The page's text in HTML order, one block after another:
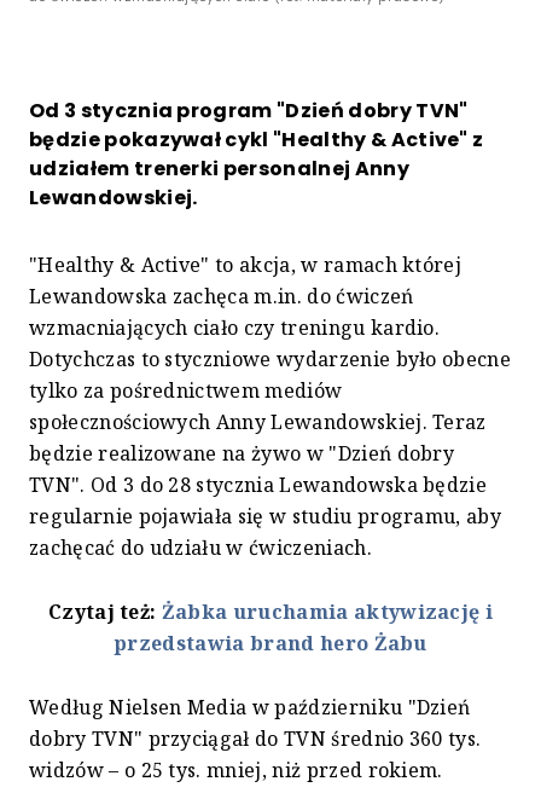
Od 3 stycznia program "Dzień dobry TVN"
będzie pokazywał cykl "Healthy & Active" z
udziałem trenerki personalnej Anny
Lewandowskiej.
"Healthy & Active" to akcja, w ramach której
Lewandowska zachęca m.in. do ćwiczeń
wzmacniających ciało czy treningu kardio.
Dotychczas to styczniowe wydarzenie było obecne
tylko za pośrednictwem mediów
społecznościowych Anny Lewandowskiej. Teraz
będzie realizowane na żywo w "Dzień dobry
TVN". Od 3 do 28 stycznia Lewandowska będzie
regularnie pojawiała się w studiu programu, aby
zachęcać do udziału w ćwiczeniach.
Czytaj też: Żabka uruchamia aktywizację i
przedstawia brand hero Żabu
Według Nielsen Media w październiku "Dzień
dobry TVN" przyciągał do TVN średnio 360 tys.
widzów – o 25 tys. mniej, niż przed rokiem.